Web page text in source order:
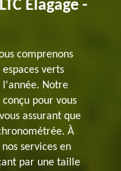
Elagage -
comprenons
verts
l'année. Notre
pour vous
assurant que
À
services en
par une taille